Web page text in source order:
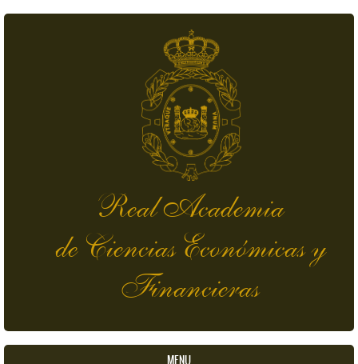
Real Academia
de Ciencias Económicas y
Financieras
MENU